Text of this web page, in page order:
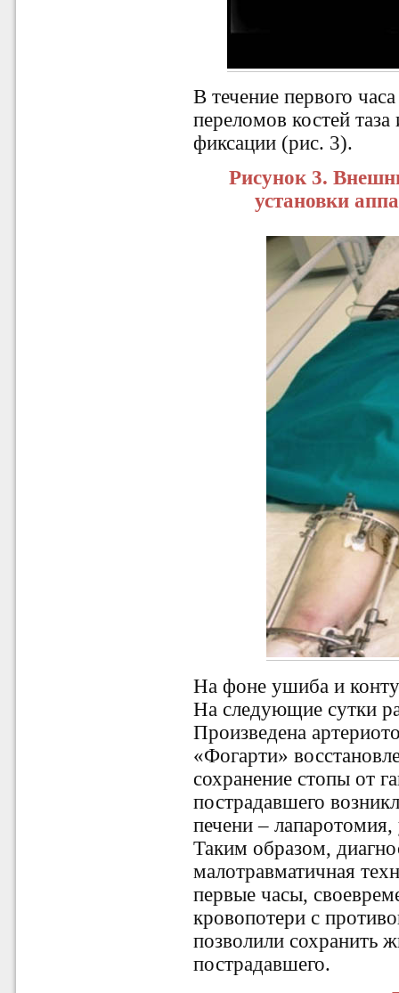
В течение первого
переломов костей
фиксации (рис. 3).
Рисунок 3.
установки
На фоне ушиба и
На следующие сутки
Произведена
«Фогарти»
сохранение стопы от
пострадавшего
печени ‒
Таким образом,
малотравматичная
первые часы,
кровопотери с
позволили сохранить
пострадавшего.